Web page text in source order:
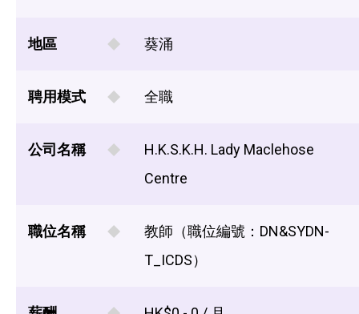
地區 葵涌
聘用模式 全職
公司名稱
H.K.S.K.H. Lady Maclehose
Centre
職位名稱
教師（職位編號：DN&SYDN-
T_ICDS）